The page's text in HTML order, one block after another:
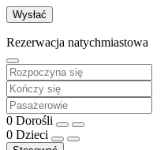
Rezerwacja natychmiastowa
0 Dorośli
0 Dzieci